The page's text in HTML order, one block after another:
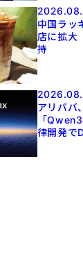
中国ラッ
店に拡大
持
アリババ
「
律開発で